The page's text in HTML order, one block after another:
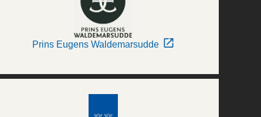
Prins Eugens Waldemarsudde